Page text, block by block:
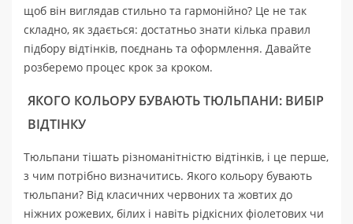
щоб він виглядав стильно та гармонійно? Це не так
складно, як здається: достатньо знати кілька правил
підбору відтінків, поєднань та оформлення. Давайте
розберемо процес крок за кроком.
ЯКОГО КОЛЬОРУ БУВАЮТЬ ТЮЛЬПАНИ: ВИБІР
ВІДТІНКУ
Тюльпани тішать різноманітністю відтінків, і це перше,
з чим потрібно визначитись. Якого кольору бувають
тюльпани? Від класичних червоних та жовтих до
ніжних рожевих, білих і навіть рідкісних фіолетових чи